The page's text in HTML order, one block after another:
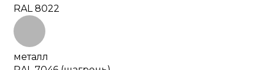
RAL 8022
металл